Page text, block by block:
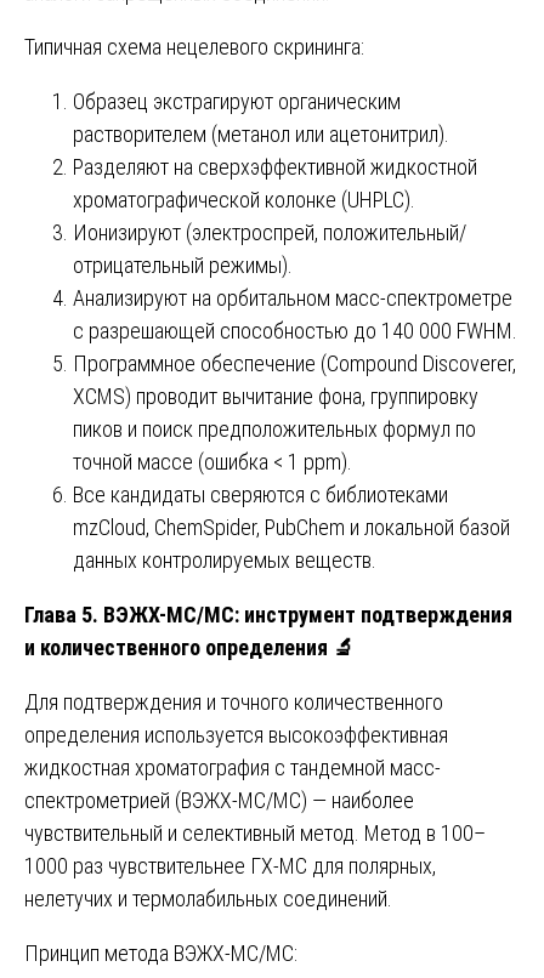
Типичная схема нецелевого скрининга:
Образец экстрагируют органическим
растворителем (метанол или ацетонитрил).
Разделяют на сверхэффективной жидкостной
хроматографической колонке (UHPLC).
Ионизируют (электроспрей, положительный/
отрицательный режимы).
Анализируют на орбитальном масс-спектрометре
с разрешающей способностью до 140 000 FWHM.
Программное обеспечение (Compound Discoverer,
XCMS) проводит вычитание фона, группировку
пиков и поиск предположительных формул по
точной массе (ошибка < 1 ppm).
Все кандидаты сверяются с библиотеками
mzCloud, ChemSpider, PubChem и локальной базой
данных контролируемых веществ.
Глава 5. ВЭЖХ-МС/МС: инструмент подтверждения
и количественного определения 🔬
Для подтверждения и точного количественного
определения используется высокоэффективная
жидкостная хроматография с тандемной масс-
спектрометрией (ВЭЖХ-МС/МС) — наиболее
чувствительный и селективный метод. Метод в 100–
1000 раз чувствительнее ГХ-МС для полярных,
нелетучих и термолабильных соединений.
Принцип метода ВЭЖХ-МС/МС: